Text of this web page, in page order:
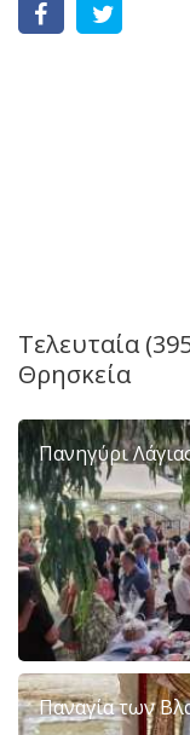
Τελευταία
Θρησκεία
Πανηγύρι
Παναγία των